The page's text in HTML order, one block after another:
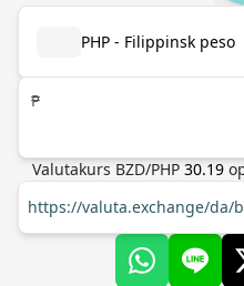
PHP - Filippinsk peso
₱
Valutakurs BZD/PHP 30.19
https://valuta.exchange/da/